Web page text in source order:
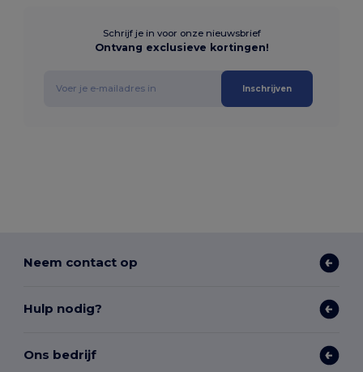
Schrijf je in voor onze nieuwsbrief
Ontvang exclusieve kortingen!
Inschrijven
Neem contact op
Hulp nodig?
Ons bedrijf